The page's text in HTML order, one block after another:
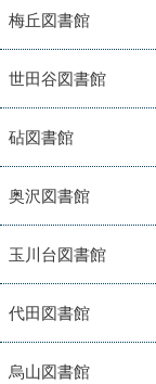
梅丘図書館
世田谷図書館
砧図書館
奥沢図書館
玉川台図書館
代田図書館
烏山図書館